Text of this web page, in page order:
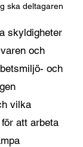
ska deltagaren
skyldigheter
och
och
vilka
att arbeta